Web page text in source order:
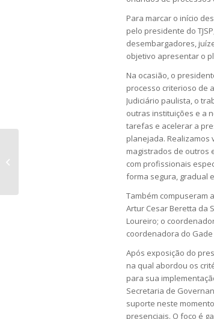
Para marcar o início
pelo presidente do
desembargadores,
objetivo apresentar o
Na ocasião, o
processo criterioso de
Judiciário paulista, o
outras instituições e a
tarefas e acelerar a
planejada. Realizamos
magistrados de outros
com profissionais
forma segura, gradual
Também compuseram
Artur Cesar Beretta da
Loureiro; o
coordenadora do Gade
Após exposição do
na qual abordou os
para sua
Secretaria de
suporte neste
presenciais. O foco é
Associação que prestou serviços
jurídicos de forma ilegal deve pagar